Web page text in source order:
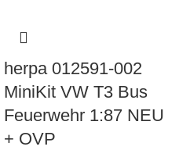
herpa 012591-002
MiniKit VW T3 Bus
Feuerwehr 1:87 NEU
+ OVP